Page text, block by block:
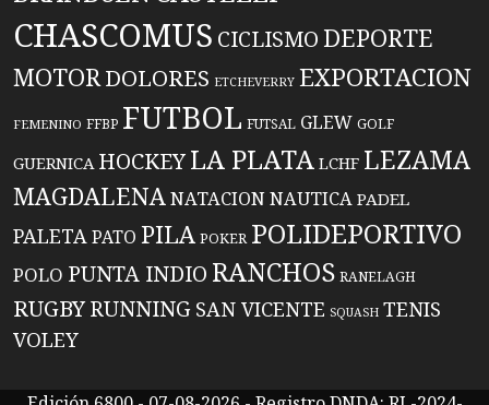
CHASCOMUS CICLISMO DEPORTE
MOTORDOLORES ETCHEVERRY EXPORTACION
FEMENINO FFBP FUTBOL FUTSAL GLEW GOLF
GUERNICA HOCKEYLA PLATA LCHF LEZAMA
MAGDALENANATACIONNAUTICA PADEL
PALETAPATO PILA POKER POLIDEPORTIVO
POLO PUNTA INDIO RANCHOS RANELAGH
RUGBYRUNNING SAN VICENTE SQUASH TENIS
VOLEY